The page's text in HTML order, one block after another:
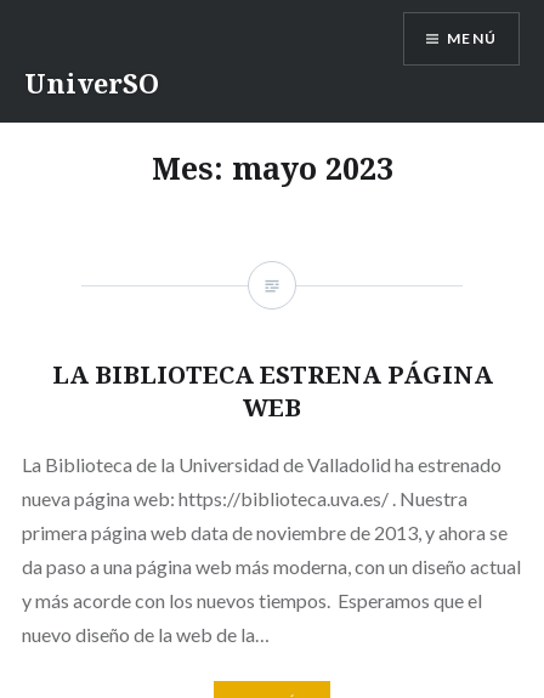
UniverSO
MENÚ
Mes: mayo 2023
LA BIBLIOTECA ESTRENA PÁGINA
WEB
La Biblioteca de la Universidad de Valladolid ha estrenado
nueva página web: https://biblioteca.uva.es/ . Nuestra
primera página web data de noviembre de 2013, y ahora se
da paso a una página web más moderna, con un diseño actual
y más acorde con los nuevos tiempos. Esperamos que el
nuevo diseño de la web de la…